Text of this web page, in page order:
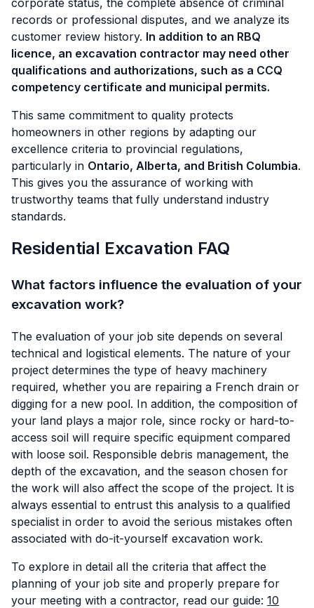
corporate status, the complete absence of criminal
records or professional disputes, and we analyze its
customer review history. In addition to an RBQ
licence, an excavation contractor may need other
qualifications and authorizations, such as a CCQ
competency certificate and municipal permits.
This same commitment to quality protects
homeowners in other regions by adapting our
excellence criteria to provincial regulations,
particularly in Ontario, Alberta, and British Columbia.
This gives you the assurance of working with
trustworthy teams that fully understand industry
standards.
Residential Excavation FAQ
What factors influence the evaluation of your
excavation work?
The evaluation of your job site depends on several
technical and logistical elements. The nature of your
project determines the type of heavy machinery
required, whether you are repairing a French drain or
digging for a new pool. In addition, the composition of
your land plays a major role, since rocky or hard-to-
access soil will require specific equipment compared
with loose soil. Responsible debris management, the
depth of the excavation, and the season chosen for
the work will also affect the scope of the project. It is
always essential to entrust this analysis to a qualified
specialist in order to avoid the serious mistakes often
associated with do-it-yourself excavation work.
To explore in detail all the criteria that affect the
planning of your job site and properly prepare for
your meeting with a contractor, read our guide: 10